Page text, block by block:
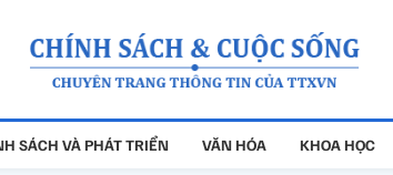
SÁCH VÀ PHÁT TRIỂN VĂN HÓA KHOA HỌC